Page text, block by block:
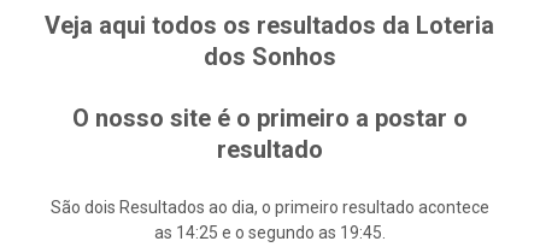
Veja aqui todos os resultados da Loteria
dos Sonhos
O nosso site é o primeiro a postar o
resultado
São dois Resultados ao dia, o primeiro resultado acontece
as 14:25 e o segundo as 19:45.